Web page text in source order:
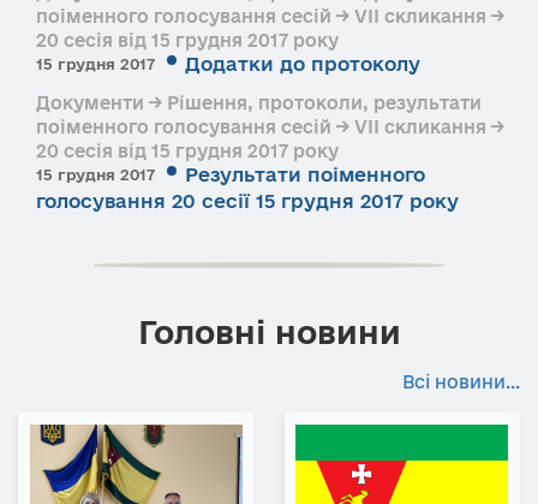
поіменного голосування сесій → VII скликання →
20 сесія від 15 грудня 2017 року
15 грудня 2017 Додатки до протоколу
Документи → Рішення, протоколи, результати
поіменного голосування сесій → VII скликання →
20 сесія від 15 грудня 2017 року
15 грудня 2017
Результати поіменного
голосування 20 сесії 15 грудня 2017 року
Головні новини
Всі новини...